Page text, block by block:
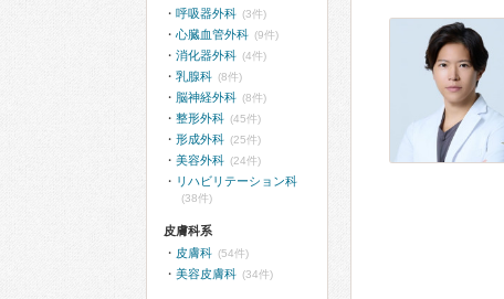
呼吸器外科 (3件)
心臓血管外科 (9件)
消化器外科 (4件)
乳腺科 (8件)
脳神経外科 (8件)
整形外科 (45件)
形成外科 (25件)
美容外科 (24件)
リハビリテーション科
(38件)
皮膚科系
皮膚科 (54件)
美容皮膚科 (34件)